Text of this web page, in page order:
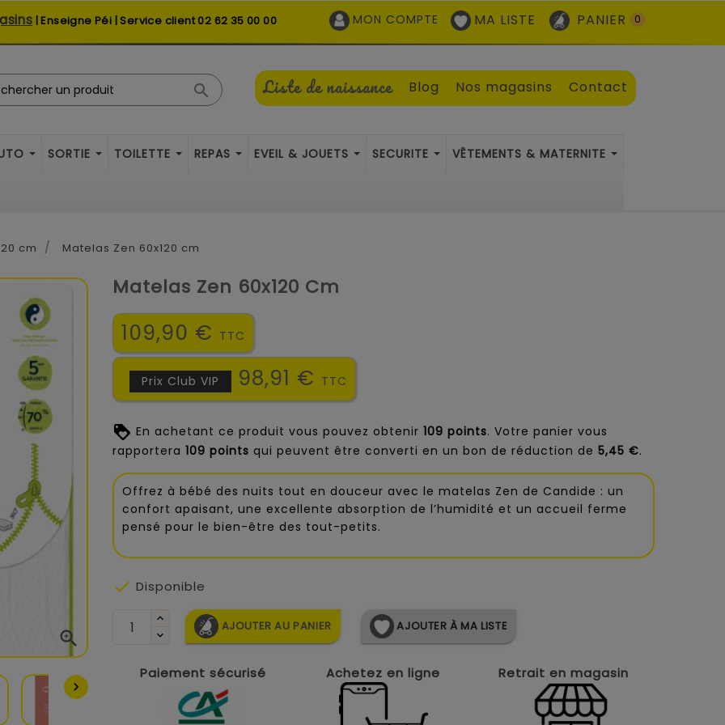
| Enseigne Péi | Service client02 62 35 00 00 MON COMPTE MA LISTE PANIER 0
Liste de naissance Blog Nos magasins Contact

SORTIE TOILETTE REPAS EVEIL & JOUETS SECURITE VÊTEMENTS & MATERNITE
cm Matelas Zen 60x120 cm


Matelas Zen 60x120 Cm
109,90 € TTC
Prix Club VIP 98,91 € TTC
En achetant ce produit vous pouvez obtenir 109 points. Votre panier vous
rapportera 109 points qui peuvent être converti en un bon de réduction de 5,45 €.
Offrez à bébé des nuits tout en douceur avec le matelas Zen de Candide : un
confort apaisant, une excellente absorption de l’humidité et un accueil ferme
pensé pour le bien-être des tout-petits.
 Disponible
AJOUTER AU PANIER AJOUTER À MA LISTE
Paiement sécurisé Achetez en ligne Retrait en magasin